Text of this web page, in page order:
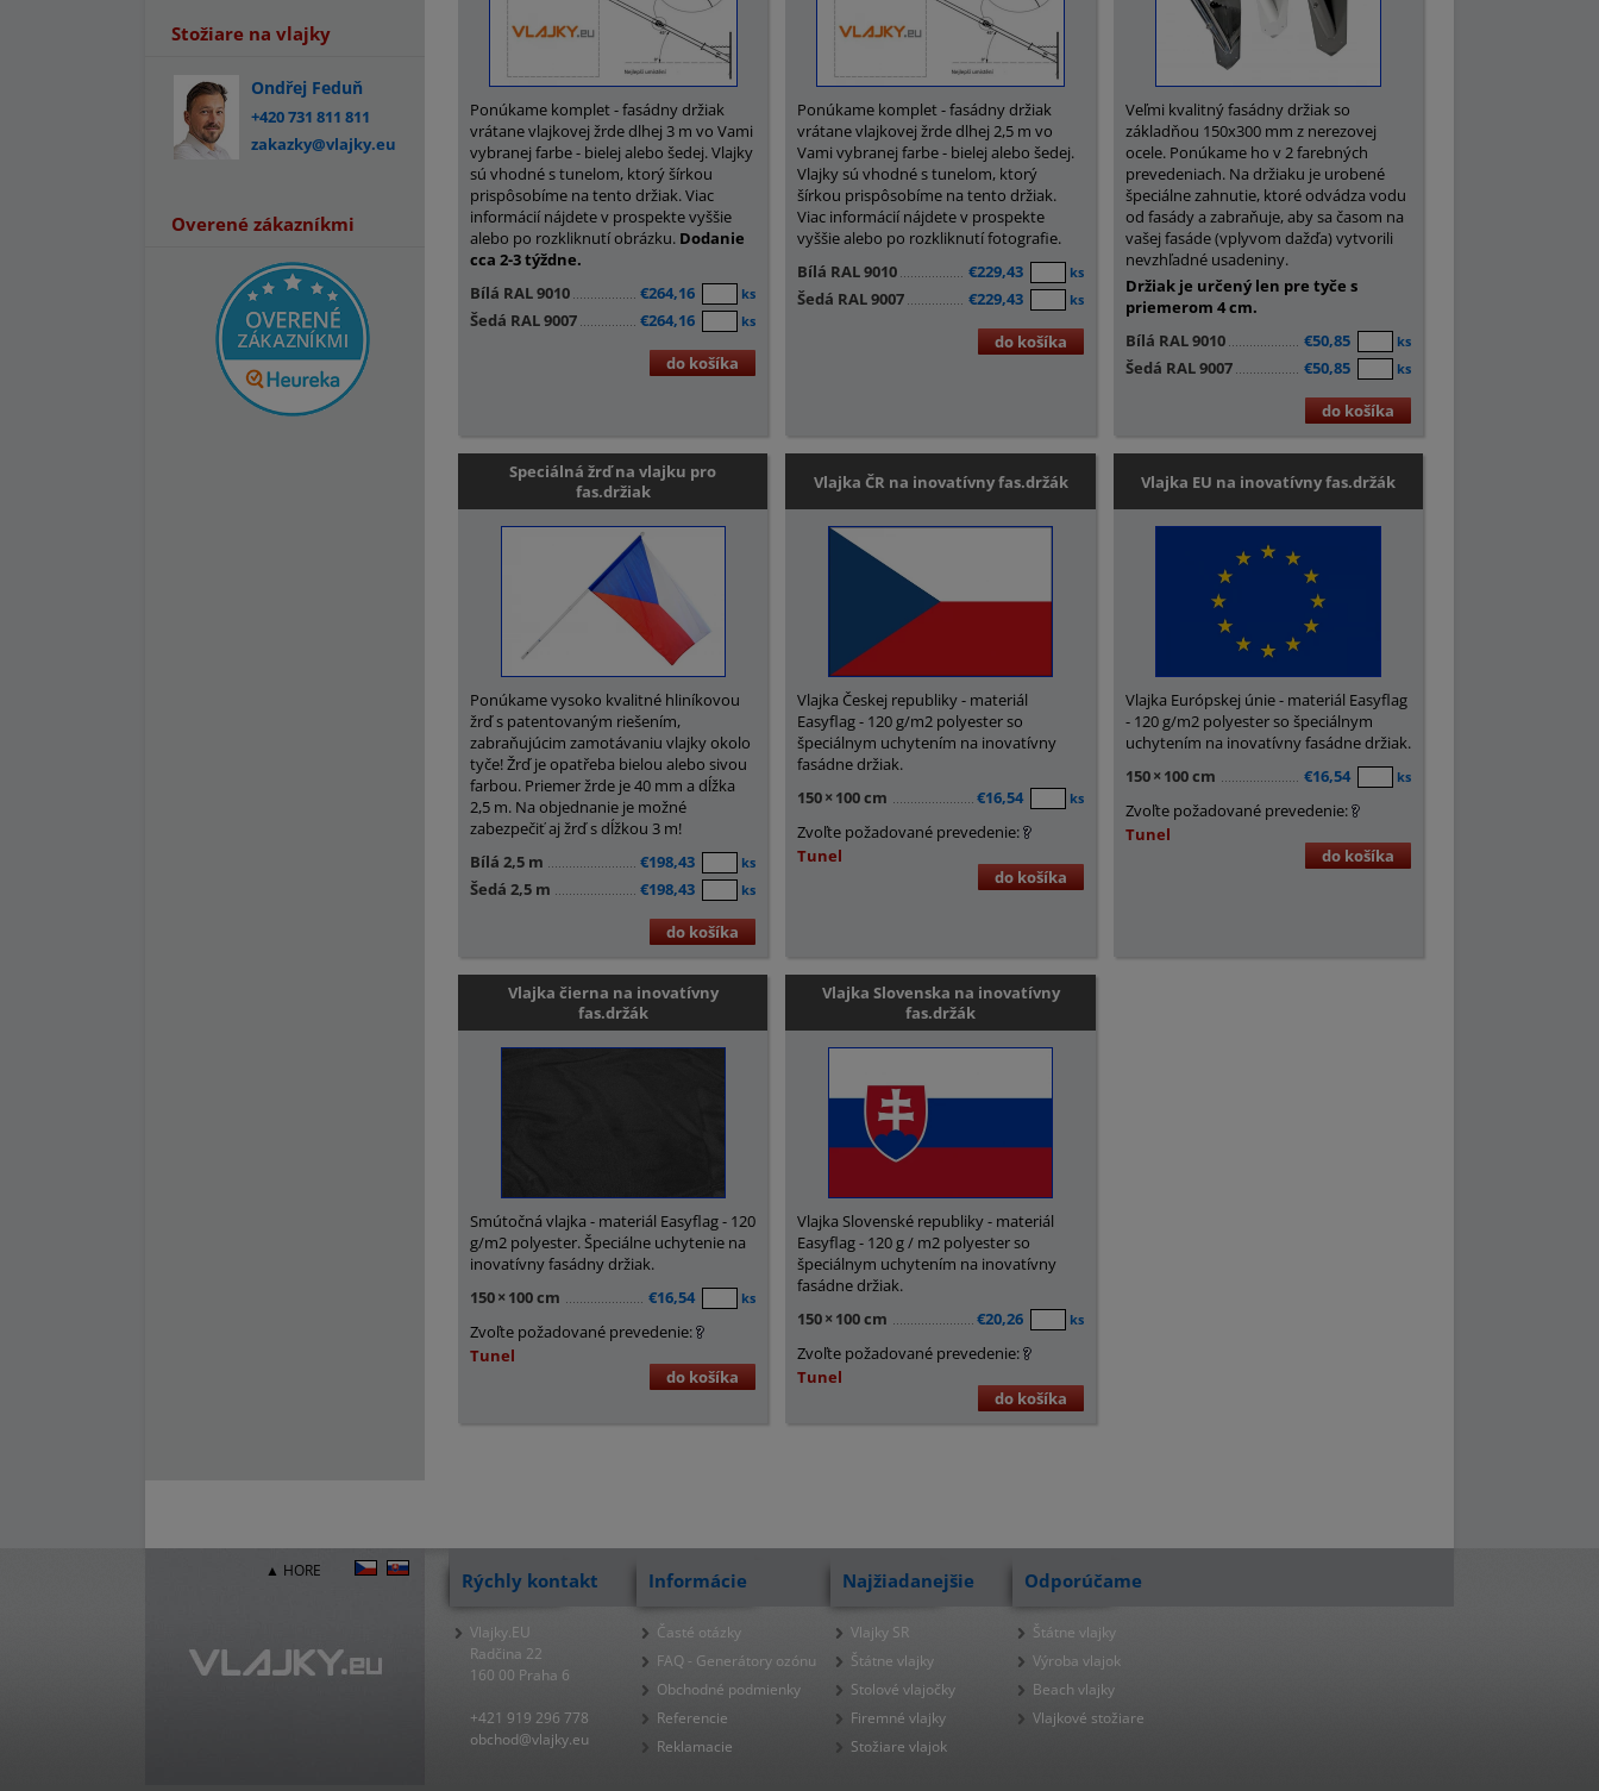
Ponúkame komplet - fasádny držiak
vrátane vlajkovej žrde dlhej 3 m vo Vami
vybranej farbe - bielej alebo šedej. Vlajky
sú vhodné s tunelom, ktorý šírkou
prispôsobíme na tento držiak. Viac
informácií nájdete v prospekte vyššie
alebo po rozkliknutí obrázku. Dodanie
cca 2-3 týždne.
Bílá RAL 9010
€264,16 ks
Šedá RAL 9007 €264,16 ks
do košíka
Ponúkame komplet - fasádny držiak
vrátane vlajkovej žrde dlhej 2,5 m vo
Vami vybranej farbe - bielej alebo šedej.
Vlajky sú vhodné s tunelom, ktorý
šírkou prispôsobíme na tento držiak.
Viac informácií nájdete v prospekte
vyššie alebo po rozkliknutí fotografie.
Bílá RAL 9010
€229,43 ks
Šedá RAL 9007 €229,43 ks
do košíka
Veľmi kvalitný fasádny držiak so
základňou 150x300 mm z nerezovej
ocele. Ponúkame ho v 2 farebných
prevedeniach. Na držiaku je urobené
špeciálne zahnutie, ktoré odvádza vodu
od fasády a zabraňuje, aby sa časom na
vašej fasáde (vplyvom dažďa) vytvorili
nevzhľadné usadeniny.
Držiak je určený len pre tyče s
priemerom 4 cm.
Bílá RAL 9010
€50,85 ks
Šedá RAL 9007 €50,85 ks
do košíka
Speciálná žrď na vlajku pro
fas.držiak
Ponúkame vysoko kvalitné hliníkovou
žrď s patentovaným riešením,
zabraňujúcim zamotávaniu vlajky okolo
tyče! Žrď je opatřeba bielou alebo sivou
farbou. Priemer žrde je 40 mm a dĺžka
2,5 m. Na objednanie je možné
zabezpečiť aj žrď s dĺžkou 3 m!
Bílá 2,5 m
€198,43 ks
Šedá 2,5 m €198,43 ks
do košíka
Vlajka ČR na inovatívny fas.držák
Vlajka Českej republiky - materiál
Easyflag - 120 g/m2 polyester so
špeciálnym uchytením na inovatívny
fasádne držiak.
150× 100 cm €16,54 ks
Zvoľte požadované prevedenie:
Tunel
do košíka
Vlajka EU na inovatívny fas.držák
Vlajka Európskej únie - materiál Easyflag
- 120 g/m2 polyester so špeciálnym
uchytením na inovatívny fasádne držiak.
150× 100 cm €16,54 ks
Zvoľte požadované prevedenie:
Tunel
do košíka
Vlajka čierna na inovatívny
fas.držák
Smútočná vlajka - materiál Easyflag - 120
g/m2 polyester. Špeciálne uchytenie na
inovatívny fasádny držiak.
150× 100 cm €16,54 ks
Zvoľte požadované prevedenie:
Tunel
do košíka
Vlajka Slovenska na inovatívny
fas.držák
Vlajka Slovenské republiky - materiál
Easyflag - 120 g / m2 polyester so
špeciálnym uchytením na inovatívny
fasádne držiak.
150× 100 cm €20,26 ks
Zvoľte požadované prevedenie:
Tunel
do košíka
Stožiare na vlajky
Ondřej Feduň
+420 731 811 811
zakazky@vlajky.eu
Overené zákazníkmi
▲ HORE Rýchly kontakt
Vlajky.EU
Radčina 22
160 00 Praha 6
+421 919 296 778
obchod@vlajky.eu
Informácie
Časté otázky
FAQ - Generátory ozónu
Obchodné podmienky
Referencie
Reklamacie
Najžiadanejšie
Vlajky SR
Štátne vlajky
Stolové vlajočky
Firemné vlajky
Stožiare vlajok
Odporúčame
Štátne vlajky
Výroba vlajok
Beach vlajky
Vlajkové stožiare